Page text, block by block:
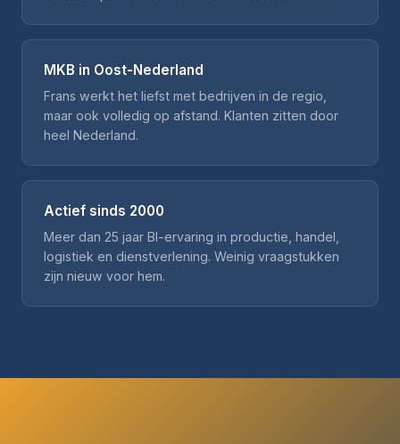
MKB in Oost-Nederland
Frans werkt het liefst met bedrijven in de regio,
maar ook volledig op afstand. Klanten zitten door
heel Nederland.
Actief sinds 2000
Meer dan 25 jaar BI-ervaring in productie, handel,
logistiek en dienstverlening. Weinig vraagstukken
zijn nieuw voor hem.